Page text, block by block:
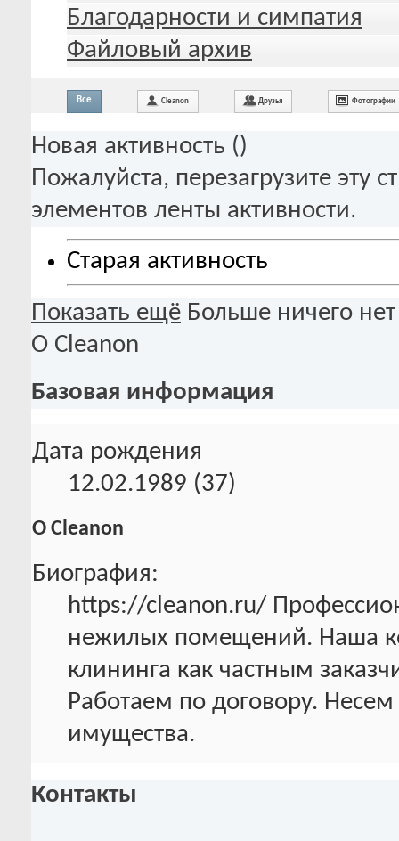
Благодарности и симпатия
Файловый архив
Все Cleanon Друзья Фотографии
Новая активность ()
Пожалуйста, перезагрузите эту
элементов ленты активности.
Старая активность
Показать ещё Больше ничего нет
О Cleanon
Базовая информация
Дата рождения
12.02.1989 (37)
О Cleanon
Биография:
https://cleanon.ru/
нежилых помещений. Наша
клининга как частным
Работаем по договору. Несем
имущества.
Контакты